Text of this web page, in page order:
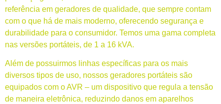
referência em geradores de qualidade, que sempre contam
com o que há de mais moderno, oferecendo segurança e
durabilidade para o consumidor. Temos uma gama completa
nas versões portáteis, de 1 a 16 kVA.
Além de possuirmos linhas específicas para os mais
diversos tipos de uso, nossos geradores portáteis são
equipados com o AVR – um dispositivo que regula a tensão
de maneira eletrônica, reduzindo danos em aparelhos